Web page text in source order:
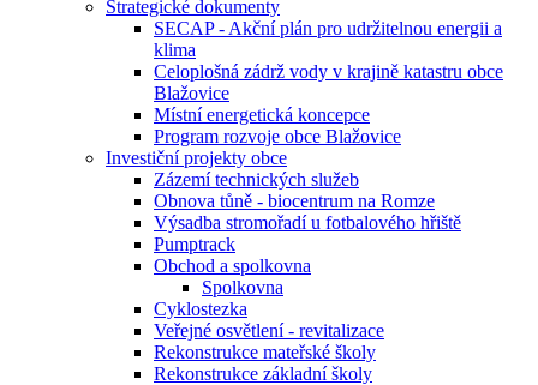
Strategické dokumenty
SECAP - Akční plán pro udržitelnou energii a
klima
Celoplošná zádrž vody v krajině katastru obce
Blažovice
Místní energetická koncepce
Program rozvoje obce Blažovice
Investiční projekty obce
Zázemí technických služeb
Obnova tůně - biocentrum na Romze
Výsadba stromořadí u fotbalového hřiště
Pumptrack
Obchod a spolkovna
Spolkovna
Cyklostezka
Veřejné osvětlení - revitalizace
Rekonstrukce mateřské školy
Rekonstrukce základní školy